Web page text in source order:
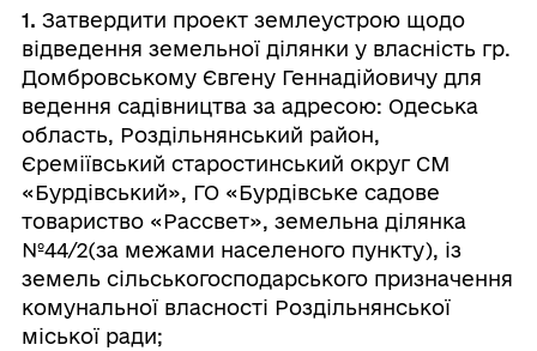
1. Затвердити проект землеустрою щодо
відведення земельної ділянки у власність гр.
Домбровському Євгену Геннадійовичу для
ведення садівництва за адресою: Одеська
область, Роздільнянський район,
Єреміївський старостинський округ СМ
«Бурдівський», ГО «Бурдівське садове
товариство «Рассвет», земельна ділянка
№44/2(за межами населеного пункту), із
земель сільськогосподарського призначення
комунальної власності Роздільнянської
міської ради;